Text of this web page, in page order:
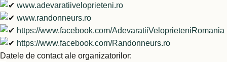
www.adevaratiiveloprieteni.ro
www.randonneurs.ro
https://www.facebook.com/AdevaratiiVeloprieteniRomania
https://www.facebook.com/Randonneurs.ro
Datele de contact ale organizatorilor: